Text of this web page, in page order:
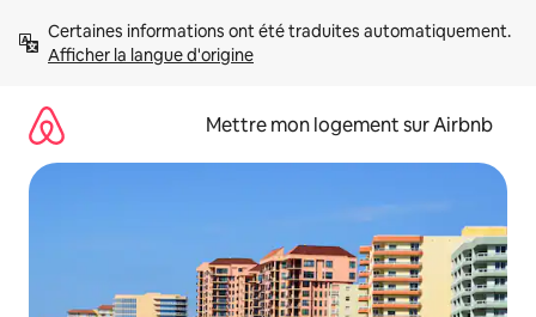
directement
Afficher la langue d'origine
Mettre mon logement sur Airbnb